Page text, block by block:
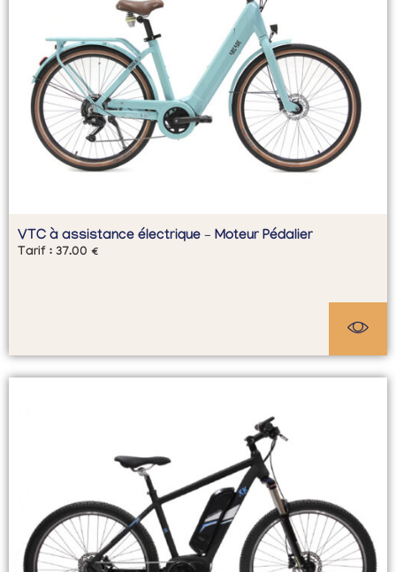
VTC à assistance électrique – Moteur Pédalier
Tarif : 37.00 €